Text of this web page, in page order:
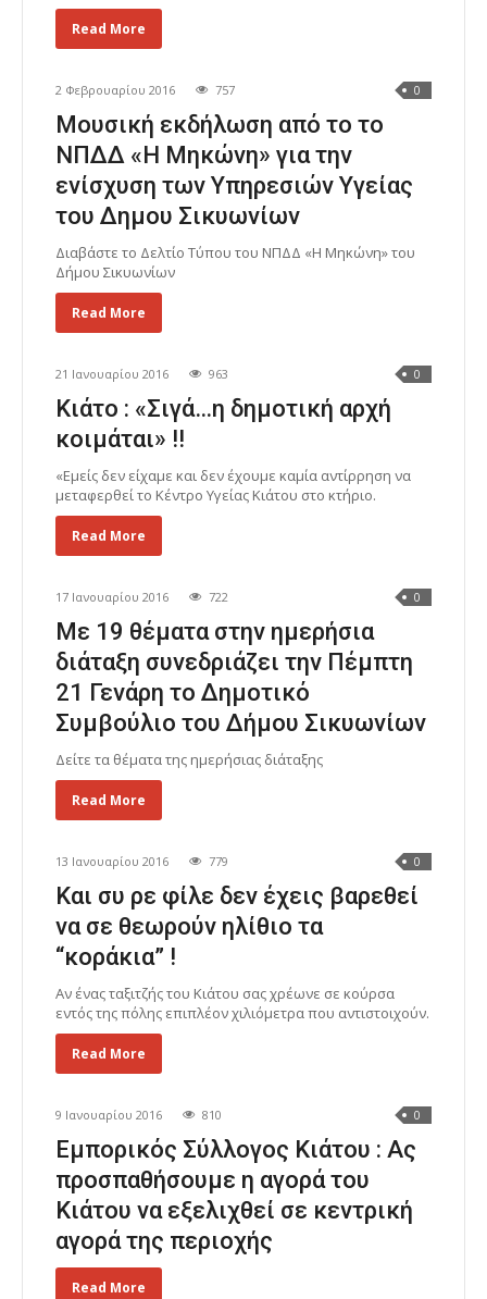
Read More
2 Φεβρουαρίου 2016 757 0
Μουσική εκδήλωση από το το
ΝΠΔΔ «Η Μηκώνη» για την
ενίσχυση των Υπηρεσιών Υγείας
του Δημου Σικυωνίων
Διαβάστε το Δελτίο Τύπου του ΝΠΔΔ «Η Μηκώνη» του
Δήμου Σικυωνίων
Read More
21 Ιανουαρίου 2016 963 0
Κιάτο : «Σιγά…η δημοτική αρχή
κοιμάται» !!
«Εμείς δεν είχαμε και δεν έχουμε καμία αντίρρηση να
μεταφερθεί το Κέντρο Υγείας Κιάτου στο κτήριο.
Read More
17 Ιανουαρίου 2016 722 0
Με 19 θέματα στην ημερήσια
διάταξη συνεδριάζει την Πέμπτη
21 Γενάρη το Δημοτικό
Συμβούλιο του Δήμου Σικυωνίων
Δείτε τα θέματα της ημερήσιας διάταξης
Read More
13 Ιανουαρίου 2016 779 0
Και συ ρε φίλε δεν έχεις βαρεθεί
να σε θεωρούν ηλίθιο τα
“κοράκια” !
Αν ένας ταξιτζής του Κιάτου σας χρέωνε σε κούρσα
εντός της πόλης επιπλέον χιλιόμετρα που αντιστοιχούν.
Read More
9 Ιανουαρίου 2016 810 0
Εμπορικός Σύλλογος Κιάτου : Ας
προσπαθήσουμε η αγορά του
Κιάτου να εξελιχθεί σε κεντρική
αγορά της περιοχής
Read More